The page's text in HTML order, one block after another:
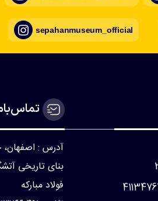
sepahanmuseum_official
آدرس : اصفهان،
بنای تاریخی
فولاد مبارکه